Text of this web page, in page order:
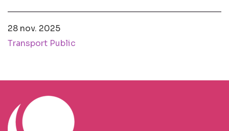
28 nov. 2025
Transport Public